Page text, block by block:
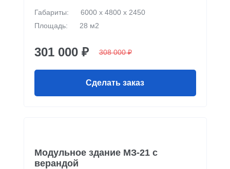
Габариты:
6000 х 4800 х 2450
Площадь:
28 м2
301 000 ₽ 308 000 ₽
Сделать заказ
Модульное здание МЗ-21 с
верандой